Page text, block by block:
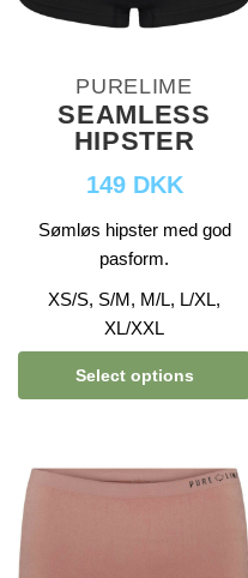
PURELIME
SEAMLESS
HIPSTER
149 DKK
Sømløs hipster med god
pasform.
XS/S, S/M, M/L, L/XL,
XL/XXL
Select options